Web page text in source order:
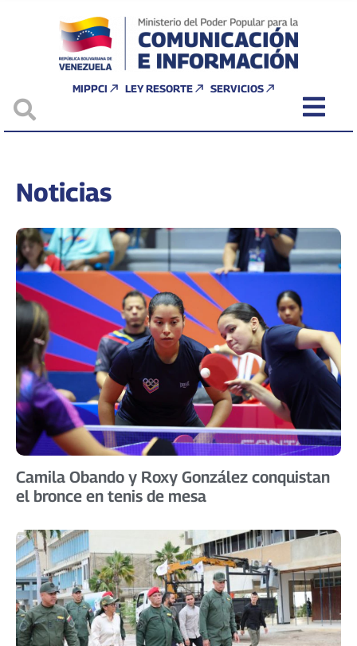
MIPPCI LEY RESORTE SERVICIOS
Noticias
Camila Obando y Roxy González conquistan
el bronce en tenis de mesa